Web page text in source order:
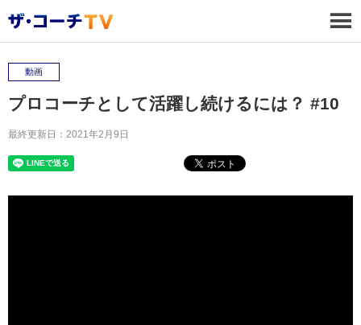
動画
プロコーチとして活躍し続けるには？ #10
最終更新日：2021年2月9日